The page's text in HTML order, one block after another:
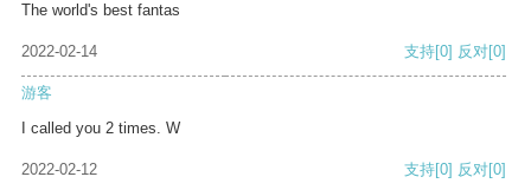
The world's best fantas
2022-02-14 支持[0] 反对[0]
游客
I called you 2 times. W
2022-02-12 支持[0] 反对[0]